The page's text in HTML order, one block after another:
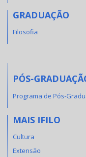
GRADUAÇÃO
Filosofia
PÓS-
Programa de Pós-
MAIS IFILO
Cultura
Extensão